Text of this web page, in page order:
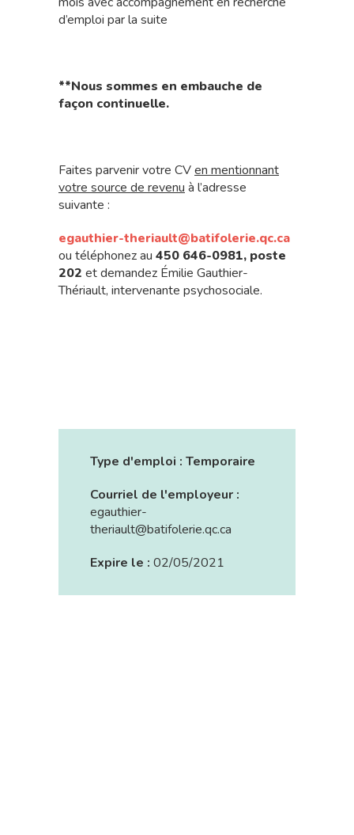
d’emploi par la suite
**Nous sommes en embauche de
façon continuelle.
Faites parvenir votre CVen mentionnant
votre source de revenu à l’adresse
suivante :
egauthier-theriault@batifolerie.qc.ca
ou téléphonez au 450 646-0981, poste
202 et demandez Émilie Gauthier-
Thériault, intervenante psychosociale.
Type d'emploi : Temporaire
Courriel de l'employeur :
egauthier-
theriault@batifolerie.qc.ca
Expire le : 02/05/2021